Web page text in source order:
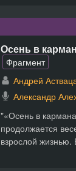
Осень в
Фрагмент
Андрей
Александр
"«Осень в
продолжается
взрослой